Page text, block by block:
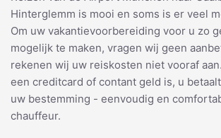
Hinterglemm is mooi en soms is er veel
Om uw vakantievoorbereiding voor u zo
mogelijk te maken, vragen wij geen
rekenen wij uw reiskosten niet vooraf
een creditcard of contant geld is, u
uw bestemming - eenvoudig en
chauffeur.